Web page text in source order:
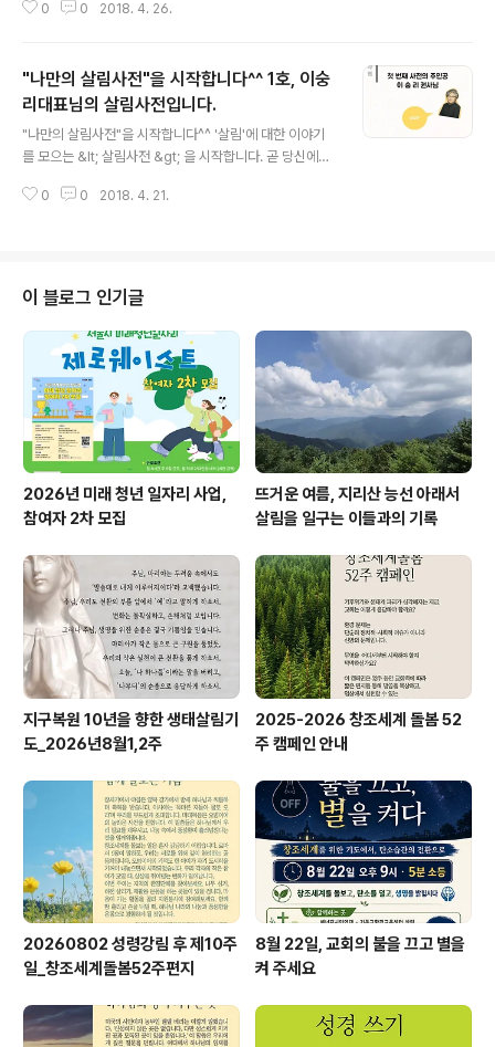
0 0 2018. 4. 26.
"나만의 살림사전"을 시작합니다^^ 1호, 이숭
리대표님의 살림사전입니다.
"나만의 살림사전"을 시작합니다^^ '살림'에 대한 이야기
를 모으는 &lt; 살림사전 &gt; 을 시작합니다. 곧 당신에게
키려고 하는 원칙이 있다면? Q. 추천 살림 아이템! Q. 살림
0 0 2018. 4. 21.
이 블로그 인기글
2026년 미래 청년 일자리 사업,
참여자 2차 모집
뜨거운 여름, 지리산 능선 아래서
살림을 일구는 이들과의 기록
지구복원 10년을 향한 생태살림기
도_2026년8월1,2주
2025-2026 창조세계 돌봄 52
주 캠페인 안내
20260802 성령강림 후 제10주
일_창조세계돌봄52주편지
8월 22일, 교회의 불을 끄고 별을
켜 주세요